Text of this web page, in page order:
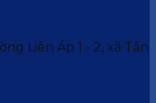
Liên Ấp 1 - 2, xã Tân